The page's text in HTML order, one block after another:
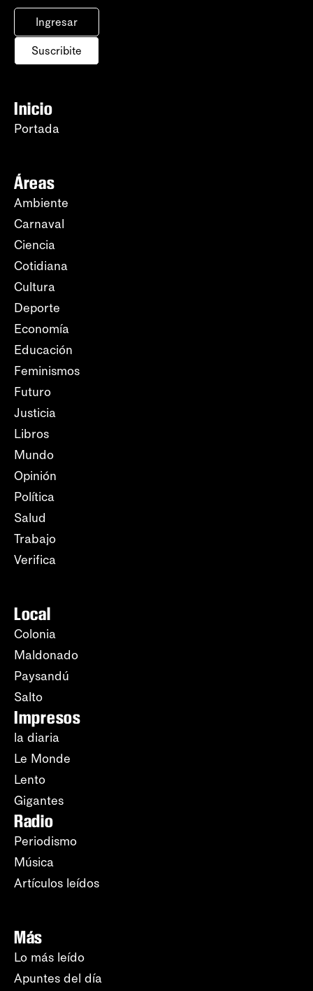
Ingresar
Suscribite
Inicio
Portada
Áreas
Ambiente
Carnaval
Ciencia
Cotidiana
Cultura
Deporte
Economía
Educación
Feminismos
Futuro
Justicia
Libros
Mundo
Opinión
Política
Salud
Trabajo
Verifica
Local
Colonia
Maldonado
Paysandú
Salto
Impresos
la diaria
Le Monde
Lento
Gigantes
Radio
Periodismo
Música
Artículos leídos
Más
Lo más leído
Apuntes del día